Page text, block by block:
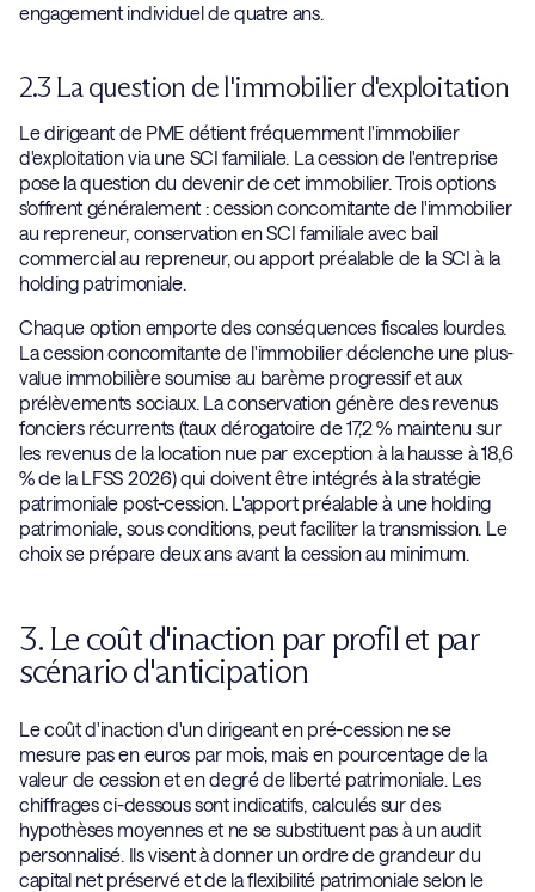
engagement individuel de quatre ans.
2.3 La question de l'immobilier d'exploitation
Le dirigeant de PME détient fréquemment l'immobilier
d'exploitation via une SCI familiale. La cession de l'entreprise
pose la question du devenir de cet immobilier. Trois options
s'offrent généralement : cession concomitante de l'immobilier
au repreneur, conservation en SCI familiale avec bail
commercial au repreneur, ou apport préalable de la SCI à la
holding patrimoniale.
Chaque option emporte des conséquences fiscales lourdes.
La cession concomitante de l'immobilier déclenche une plus-
value immobilière soumise au barème progressif et aux
prélèvements sociaux. La conservation génère des revenus
fonciers récurrents (taux dérogatoire de 17,2 % maintenu sur
les revenus de la location nue par exception à la hausse à 18,6
% de la LFSS 2026) qui doivent être intégrés à la stratégie
patrimoniale post-cession. L'apport préalable à une holding
patrimoniale, sous conditions, peut faciliter la transmission. Le
choix se prépare deux ans avant la cession au minimum.
3. Le coût d'inaction par profil et par
scénario d'anticipation
Le coût d'inaction d'un dirigeant en pré-cession ne se
mesure pas en euros par mois, mais en pourcentage de la
valeur de cession et en degré de liberté patrimoniale. Les
chiffrages ci-dessous sont indicatifs, calculés sur des
hypothèses moyennes et ne se substituent pas à un audit
personnalisé. Ils visent à donner un ordre de grandeur du
capital net préservé et de la flexibilité patrimoniale selon le